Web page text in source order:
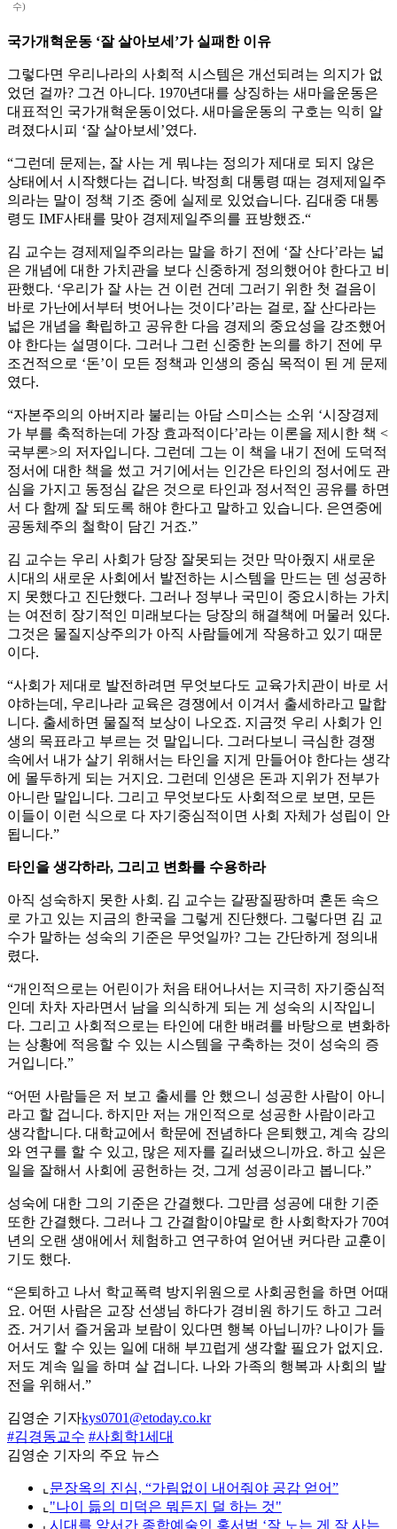
수)
국가개혁운동 ‘잘 살아보세’가 실패한 이유
그렇다면 우리나라의 사회적 시스템은 개선되려는 의지가 없
었던 걸까? 그건 아니다. 1970년대를 상징하는 새마을운동은
대표적인 국가개혁운동이었다. 새마을운동의 구호는 익히 알
려졌다시피 ‘잘 살아보세’였다.
“그런데 문제는, 잘 사는 게 뭐냐는 정의가 제대로 되지 않은
상태에서 시작했다는 겁니다. 박정희 대통령 때는 경제제일주
의라는 말이 정책 기조 중에 실제로 있었습니다. 김대중 대통
령도 IMF사태를 맞아 경제제일주의를 표방했죠.“
김 교수는 경제제일주의라는 말을 하기 전에 ‘잘 산다’라는 넓
은 개념에 대한 가치관을 보다 신중하게 정의했어야 한다고 비
판했다. ‘우리가 잘 사는 건 이런 건데 그러기 위한 첫 걸음이
바로 가난에서부터 벗어나는 것이다’라는 걸로, 잘 산다라는
넓은 개념을 확립하고 공유한 다음 경제의 중요성을 강조했어
야 한다는 설명이다. 그러나 그런 신중한 논의를 하기 전에 무
조건적으로 ‘돈’이 모든 정책과 인생의 중심 목적이 된 게 문제
였다.
“자본주의의 아버지라 불리는 아담 스미스는 소위 ‘시장경제
가 부를 축적하는데 가장 효과적이다’라는 이론을 제시한 책 <
국부론>의 저자입니다. 그런데 그는 이 책을 내기 전에 도덕적
정서에 대한 책을 썼고 거기에서는 인간은 타인의 정서에도 관
심을 가지고 동정심 같은 것으로 타인과 정서적인 공유를 하면
서 다 함께 잘 되도록 해야 한다고 말하고 있습니다. 은연중에
공동체주의 철학이 담긴 거죠.”
김 교수는 우리 사회가 당장 잘못되는 것만 막아줬지 새로운
시대의 새로운 사회에서 발전하는 시스템을 만드는 덴 성공하
지 못했다고 진단했다. 그러나 정부나 국민이 중요시하는 가치
는 여전히 장기적인 미래보다는 당장의 해결책에 머물러 있다.
그것은 물질지상주의가 아직 사람들에게 작용하고 있기 때문
이다.
“사회가 제대로 발전하려면 무엇보다도 교육가치관이 바로 서
야하는데, 우리나라 교육은 경쟁에서 이겨서 출세하라고 말합
니다. 출세하면 물질적 보상이 나오죠. 지금껏 우리 사회가 인
생의 목표라고 부르는 것 말입니다. 그러다보니 극심한 경쟁
속에서 내가 살기 위해서는 타인을 지게 만들어야 한다는 생각
에 몰두하게 되는 거지요. 그런데 인생은 돈과 지위가 전부가
아니란 말입니다. 그리고 무엇보다도 사회적으로 보면, 모든
이들이 이런 식으로 다 자기중심적이면 사회 자체가 성립이 안
됩니다.”
타인을 생각하라, 그리고 변화를 수용하라
아직 성숙하지 못한 사회. 김 교수는 갈팡질팡하며 혼돈 속으
로 가고 있는 지금의 한국을 그렇게 진단했다. 그렇다면 김 교
수가 말하는 성숙의 기준은 무엇일까? 그는 간단하게 정의내
렸다.
“개인적으로는 어린이가 처음 태어나서는 지극히 자기중심적
인데 차차 자라면서 남을 의식하게 되는 게 성숙의 시작입니
다. 그리고 사회적으로는 타인에 대한 배려를 바탕으로 변화하
는 상황에 적응할 수 있는 시스템을 구축하는 것이 성숙의 증
거입니다.”
“어떤 사람들은 저 보고 출세를 안 했으니 성공한 사람이 아니
라고 할 겁니다. 하지만 저는 개인적으로 성공한 사람이라고
생각합니다. 대학교에서 학문에 전념하다 은퇴했고, 계속 강의
와 연구를 할 수 있고, 많은 제자를 길러냈으니까요. 하고 싶은
일을 잘해서 사회에 공헌하는 것, 그게 성공이라고 봅니다.”
성숙에 대한 그의 기준은 간결했다. 그만큼 성공에 대한 기준
또한 간결했다. 그러나 그 간결함이야말로 한 사회학자가 70여
년의 오랜 생애에서 체험하고 연구하여 얻어낸 커다란 교훈이
기도 했다.
“은퇴하고 나서 학교폭력 방지위원으로 사회공헌을 하면 어때
요. 어떤 사람은 교장 선생님 하다가 경비원 하기도 하고 그러
죠. 거기서 즐거움과 보람이 있다면 행복 아닙니까? 나이가 들
어서도 할 수 있는 일에 대해 부끄럽게 생각할 필요가 없지요.
저도 계속 일을 하며 살 겁니다. 나와 가족의 행복과 사회의 발
전을 위해서.”
김영순 기자kys0701@etoday.co.kr
#김경동교수 #사회학1세대
김영순 기자의 주요 뉴스
⌞ 문장옥의 진심, “가림없이 내어줘야 공감 얻어”
⌞ "나이 듦의 미덕은 뭐든지 덜 하는 것"
⌞ 시대를 앞서간 종합예술인 홍서범 ‘잘 노는 게 잘 사는